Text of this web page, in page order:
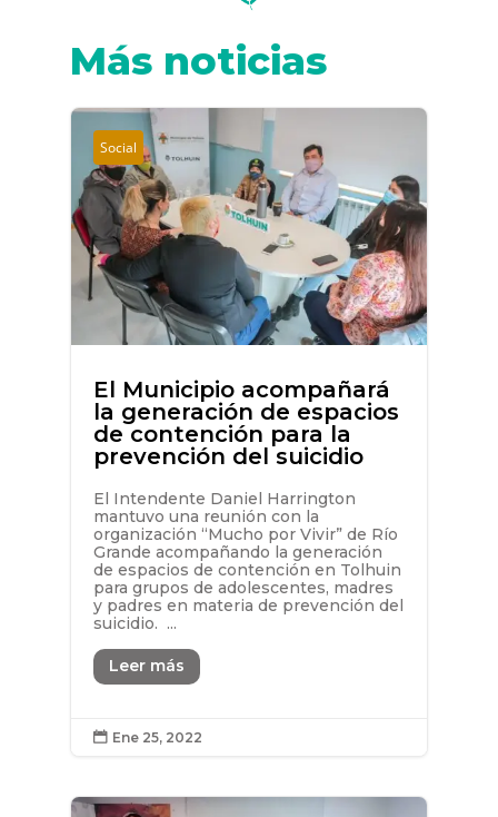
Más noticias
Social
El Municipio acompañará
la generación de espacios
de contención para la
prevención del suicidio
El Intendente Daniel Harrington
mantuvo una reunión con la
organización “Mucho por Vivir” de Río
Grande acompañando la generación
de espacios de contención en Tolhuin
para grupos de adolescentes, madres
y padres en materia de prevención del
suicidio. ...
Leer más
 Ene 25, 2022